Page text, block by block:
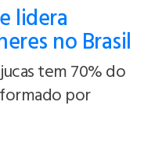
lidera
no Brasil
tem 70% do
por